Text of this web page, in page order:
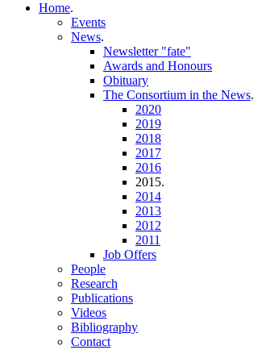
Home.
Events
News.
Newsletter "fate"
Awards and Honours
Obituary
The Consortium in the News.
2020
2019
2018
2017
2016
2015.
2014
2013
2012
2011
Job Offers
People
Research
Publications
Videos
Bibliography
Contact